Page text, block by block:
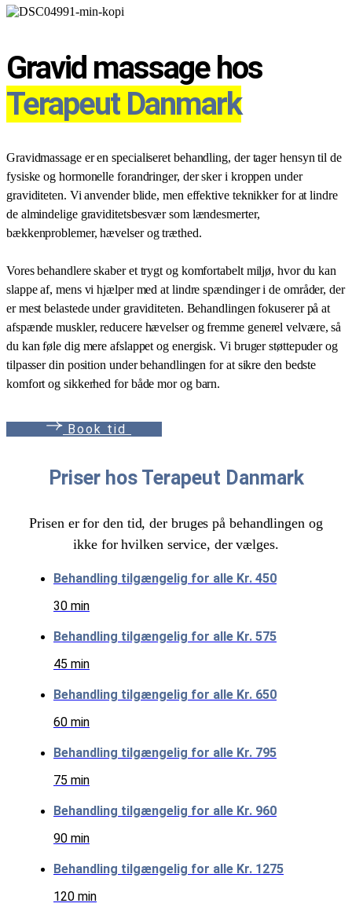
Gravid massage hos
Terapeut Danmark
Gravidmassage er en specialiseret behandling, der tager hensyn til de
fysiske og hormonelle forandringer, der sker i kroppen under
graviditeten. Vi anvender blide, men effektive teknikker for at lindre
de almindelige graviditetsbesvær som lændesmerter,
bækkenproblemer, hævelser og træthed.
Vores behandlere skaber et trygt og komfortabelt miljø, hvor du kan
slappe af, mens vi hjælper med at lindre spændinger i de områder, der
er mest belastede under graviditeten. Behandlingen fokuserer på at
afspænde muskler, reducere hævelser og fremme generel velvære, så
du kan føle dig mere afslappet og energisk. Vi bruger støttepuder og
tilpasser din position under behandlingen for at sikre den bedste
komfort og sikkerhed for både mor og barn.
Book tid
Priser hos Terapeut Danmark
Prisen er for den tid, der bruges på behandlingen og
ikke for hvilken service, der vælges.
Behandling tilgængelig for alle Kr. 450
30 min
Behandling tilgængelig for alle Kr. 575
45 min
Behandling tilgængelig for alle Kr. 650
60 min
Behandling tilgængelig for alle Kr. 795
75 min
Behandling tilgængelig for alle Kr. 960
90 min
Behandling tilgængelig for alle Kr. 1275
120 min